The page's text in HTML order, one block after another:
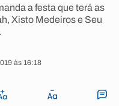
a festa que terá as
Xisto Medeiros e Seu
às 16:18